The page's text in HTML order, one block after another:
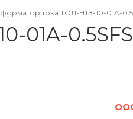
тока ТОЛ-НТЗ-10-01A-